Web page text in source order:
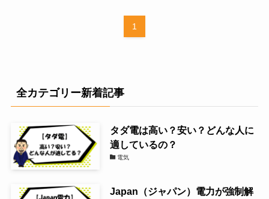
1
全カテゴリー新着記事
タダ電は高い？安い？どんな人に
適しているの？
電気
Japan（ジャパン）電力が強制解